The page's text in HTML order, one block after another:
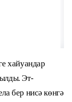
хайуандар
Эт-
бер нисә көнгә